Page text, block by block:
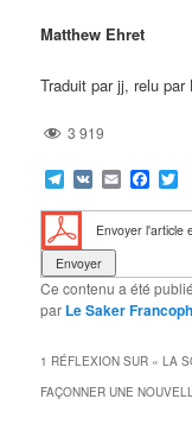
Matthew Ehret
Traduit par jj, relu
3 919
Telegram
VK Email
Envoyer l'article
Ce contenu a été
par Le Saker
1 RÉFLEXION SUR «LA
FAÇONNER UNE